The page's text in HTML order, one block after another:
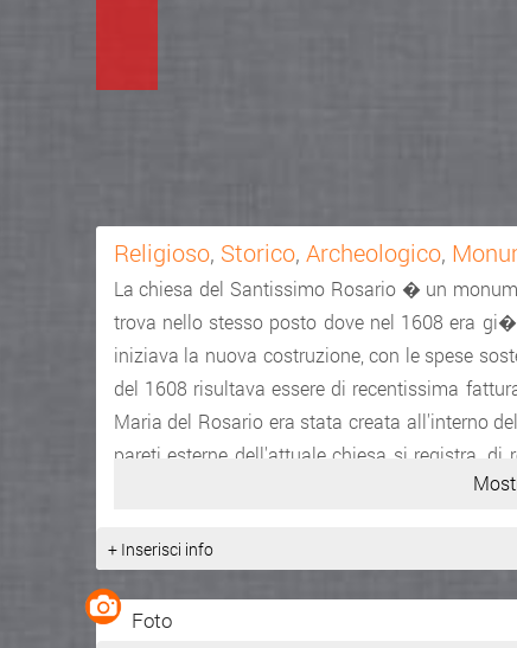
Religioso, Storico, Archeologico,
La chiesa del Santissimo Rosario � un
trova nello stesso posto dove nel 1608 era
iniziava la nuova costruzione, con le spese
del 1608 risultava essere di recentissima
Maria del Rosario era stata creata all'interno
pareti esterne dell'attuale chiesa si registra,
nel lato ovest e di una grande porta nel lato
comunicazione con l'esterno. La facciata � a
in pietra calcarea. Affiancato ad essa, a
Quest'ultimo costruito nel 1755 dal maestro
+ Inserisci info
Foto